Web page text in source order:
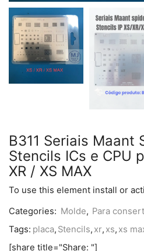
B311 Seriais Maant
Stencils ICs e CPU
XR / XS MAX
To use this element install or
Categories: Molde, Para
Tags: placa, Stencils, xr, xs, xs
[share title="Share: "]